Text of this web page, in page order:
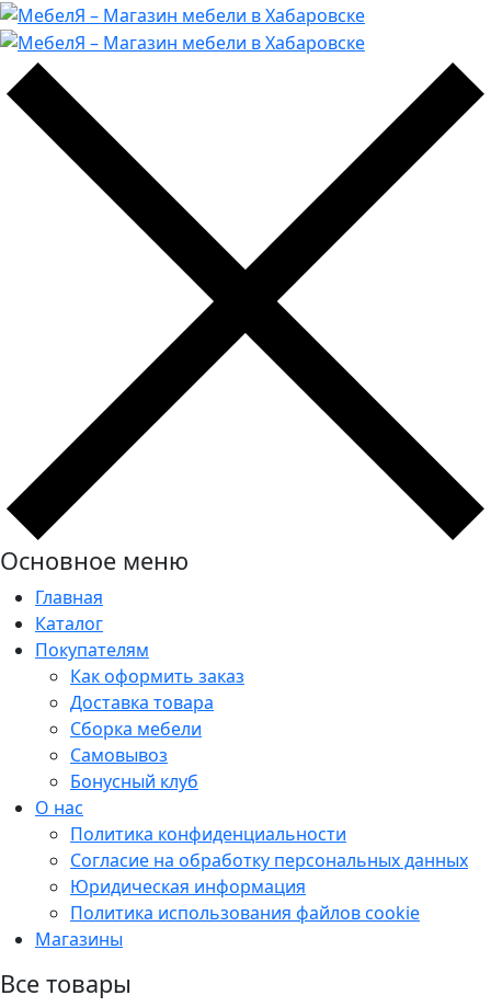
Основное меню
Главная
Каталог
Покупателям
Как оформить заказ
Доставка товара
Сборка мебели
Самовывоз
Бонусный клуб
О нас
Политика конфиденциальности
Согласие на обработку персональных данных
Юридическая информация
Политика использования файлов cookie
Магазины
Все товары